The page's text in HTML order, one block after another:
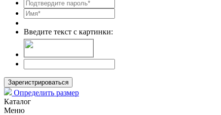
Введите текст с картинки:
Зарегистрироваться
Определить размер
Каталог
Меню